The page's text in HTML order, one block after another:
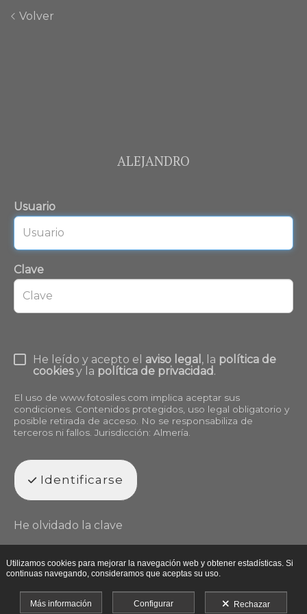
Volver
ALEJANDRO
Usuario
Clave
He leído y acepto el aviso legal , la política de
cookiesy la política de privacidad.
El uso de www.fotosiles.com implica aceptar sus
condiciones. Contenidos protegidos, uso legal obligatorio y
posible retirada de acceso. No se responsabiliza de
terceros ni fallos. Jurisdicción: Almería.
Identificarse
He olvidado la clave
Utilizamos cookies para mejorar la navegación web y obtener estadísticas. Si
continuas navegando, consideramos que aceptas su uso.
Más información Configurar Rechazar